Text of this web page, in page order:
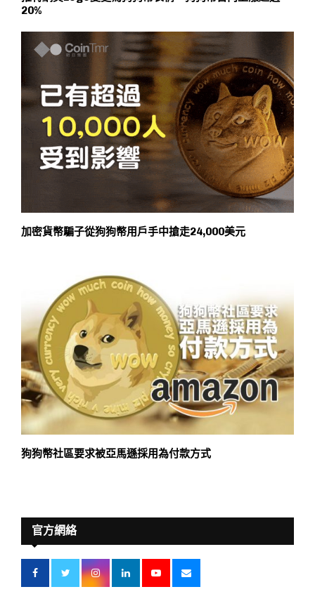
20%
加密貨幣騙子從狗狗幣用戶手中搶走24,000美元
狗狗幣社區要求被亞馬遜採用為付款方式
官方網絡